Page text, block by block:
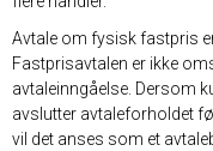
Avtale om fysisk fastpris
Fastprisavtalen er ikke
avtaleinngåelse. Dersom
avslutter avtaleforholdet
vil det anses som et